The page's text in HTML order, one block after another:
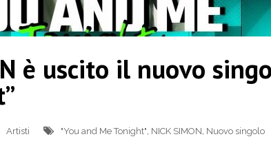
è uscito il nuovo
Artisti "You and Me Tonight", NICK SIMON, Nuovo singolo